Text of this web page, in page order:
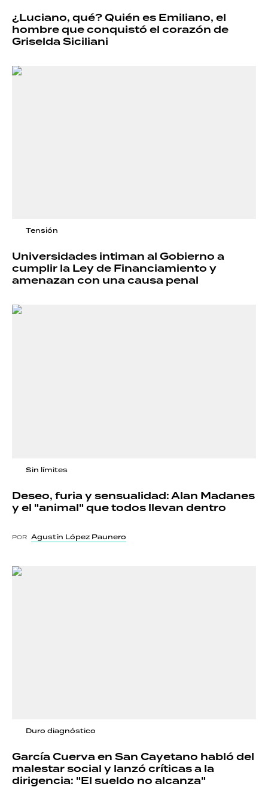
¿Luciano, qué? Quién es Emiliano, el
hombre que conquistó el corazón de
Griselda Siciliani
Tensión
Universidades intiman al Gobierno a
cumplir la Ley de Financiamiento y
amenazan con una causa penal
Sin límites
Deseo, furia y sensualidad: Alan Madanes
y el "animal" que todos llevan dentro
POR Agustín López Paunero
Duro diagnóstico
García Cuerva en San Cayetano habló del
malestar social y lanzó críticas a la
dirigencia: "El sueldo no alcanza"